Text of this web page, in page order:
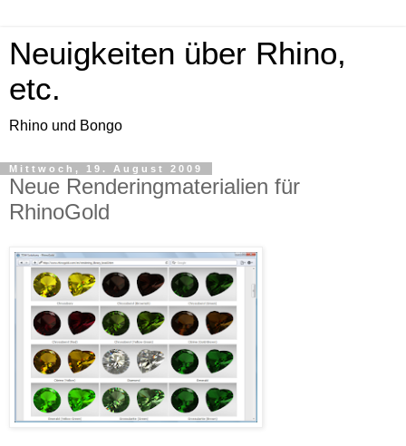
Neuigkeiten über Rhino,
etc.
Rhino und Bongo
Mittwoch, 19. August 2009
Neue Renderingmaterialien für
RhinoGold